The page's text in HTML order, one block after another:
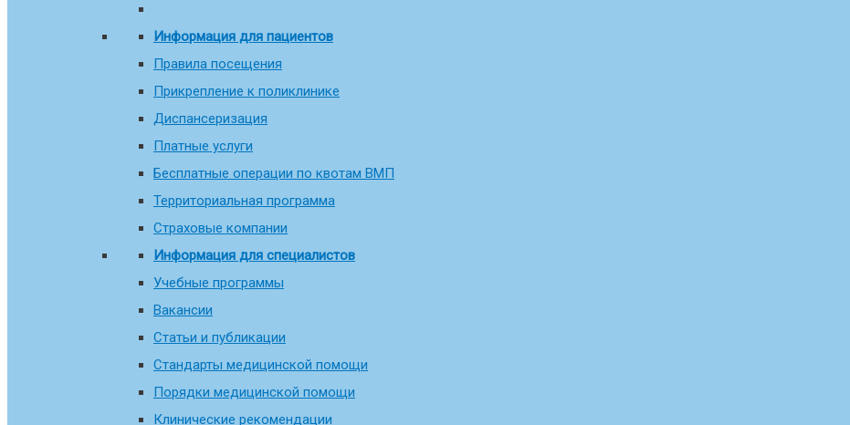
Информация для пациентов
Правила посещения
Прикрепление к поликлинике
Диспансеризация
Платные услуги
Бесплатные операции по квотам ВМП
Территориальная программа
Страховые компании
Информация для специалистов
Учебные программы
Вакансии
Статьи и публикации
Стандарты медицинской помощи
Порядки медицинской помощи
Клинические рекомендации